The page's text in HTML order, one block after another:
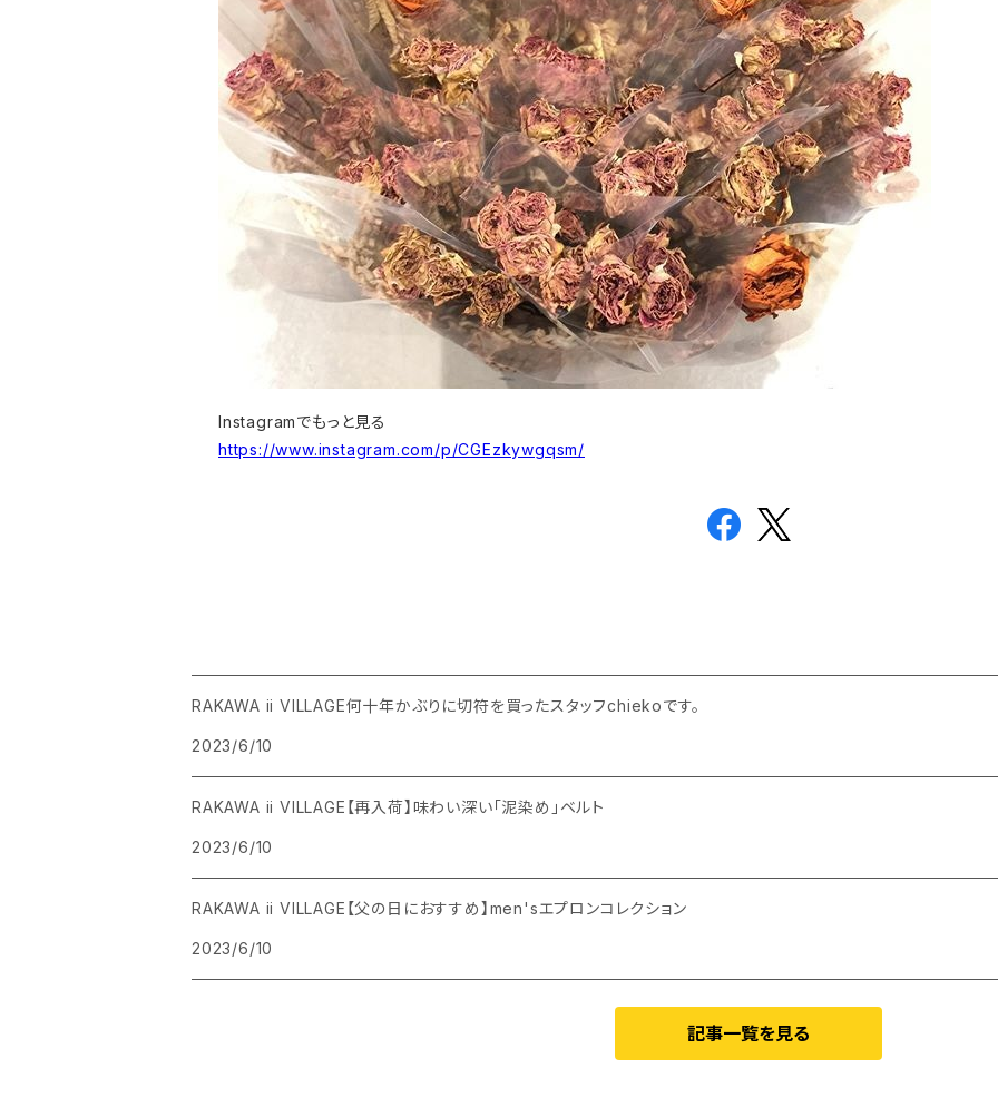
Instagramでもっと見る
https://www.instagram.com/p/CGEzkywgqsm/
RAKAWA ii VILLAGE何十年かぶりに切符を買ったスタッフchiekoです。
2023/6/10
RAKAWA ii VILLAGE【再入荷】味わい深い「泥染め」ベルト
2023/6/10
RAKAWA ii VILLAGE【父の日におすすめ】men'sエプロンコレクション
2023/6/10
記事一覧を見る